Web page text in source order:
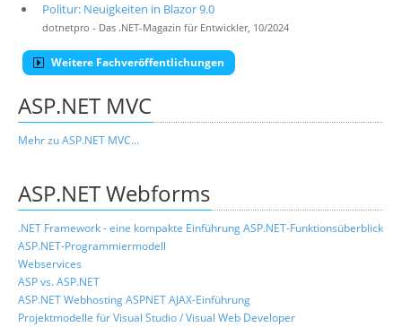
Politur: Neuigkeiten in Blazor 9.0
dotnetpro - Das .NET-Magazin für Entwickler, 10/2024
Weitere Fachveröffentlichungen
ASP.NET MVC
Mehr zu ASP.NET MVC...
ASP.NET Webforms
.NET Framework - eine kompakte EinführungASP.NET-Funktionsüberblick
ASP.NET-Programmiermodell
Webservices
ASP vs. ASP.NET
ASP.NET WebhostingASPNET AJAX-Einführung
Projektmodelle für Visual Studio / Visual Web Developer